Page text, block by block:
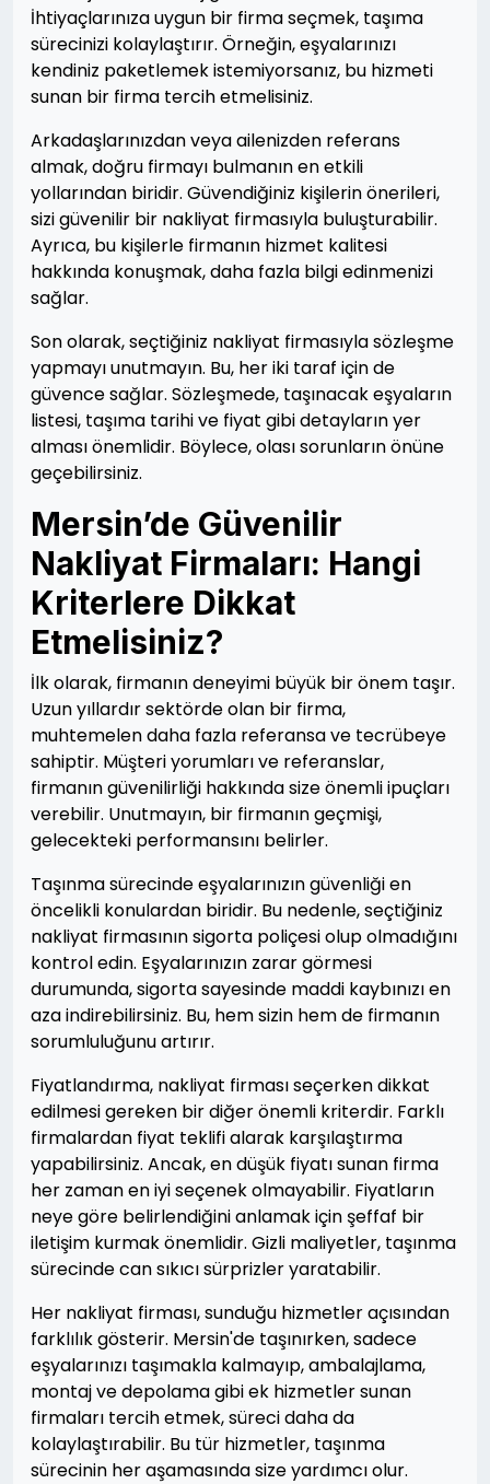
İhtiyaçlarınıza uygun bir firma seçmek, taşıma
sürecinizi kolaylaştırır. Örneğin, eşyalarınızı
kendiniz paketlemek istemiyorsanız, bu hizmeti
sunan bir firma tercih etmelisiniz.
Arkadaşlarınızdan veya ailenizden referans
almak, doğru firmayı bulmanın en etkili
yollarından biridir. Güvendiğiniz kişilerin önerileri,
sizi güvenilir bir nakliyat firmasıyla buluşturabilir.
Ayrıca, bu kişilerle firmanın hizmet kalitesi
hakkında konuşmak, daha fazla bilgi edinmenizi
sağlar.
Son olarak, seçtiğiniz nakliyat firmasıyla sözleşme
yapmayı unutmayın. Bu, her iki taraf için de
güvence sağlar. Sözleşmede, taşınacak eşyaların
listesi, taşıma tarihi ve fiyat gibi detayların yer
alması önemlidir. Böylece, olası sorunların önüne
geçebilirsiniz.
Mersin’de Güvenilir
Nakliyat Firmaları: Hangi
Kriterlere Dikkat
Etmelisiniz?
İlk olarak, firmanın deneyimi büyük bir önem taşır.
Uzun yıllardır sektörde olan bir firma,
muhtemelen daha fazla referansa ve tecrübeye
sahiptir. Müşteri yorumları ve referanslar,
firmanın güvenilirliği hakkında size önemli ipuçları
verebilir. Unutmayın, bir firmanın geçmişi,
gelecekteki performansını belirler.
Taşınma sürecinde eşyalarınızın güvenliği en
öncelikli konulardan biridir. Bu nedenle, seçtiğiniz
nakliyat firmasının sigorta poliçesi olup olmadığını
kontrol edin. Eşyalarınızın zarar görmesi
durumunda, sigorta sayesinde maddi kaybınızı en
aza indirebilirsiniz. Bu, hem sizin hem de firmanın
sorumluluğunu artırır.
Fiyatlandırma, nakliyat firması seçerken dikkat
edilmesi gereken bir diğer önemli kriterdir. Farklı
firmalardan fiyat teklifi alarak karşılaştırma
yapabilirsiniz. Ancak, en düşük fiyatı sunan firma
her zaman en iyi seçenek olmayabilir. Fiyatların
neye göre belirlendiğini anlamak için şeffaf bir
iletişim kurmak önemlidir. Gizli maliyetler, taşınma
sürecinde can sıkıcı sürprizler yaratabilir.
Her nakliyat firması, sunduğu hizmetler açısından
farklılık gösterir. Mersin'de taşınırken, sadece
eşyalarınızı taşımakla kalmayıp, ambalajlama,
montaj ve depolama gibi ek hizmetler sunan
firmaları tercih etmek, süreci daha da
kolaylaştırabilir. Bu tür hizmetler, taşınma
sürecinin her aşamasında size yardımcı olur.